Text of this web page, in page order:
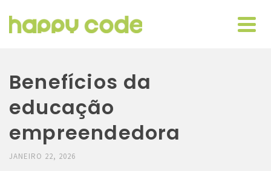
Benefícios da
educação
empreendedora
JANEIRO 22, 2026